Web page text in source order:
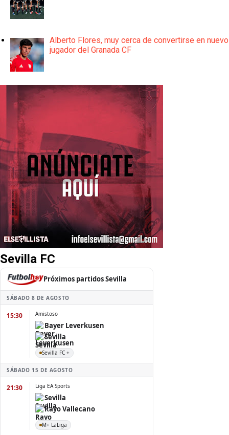
Alberto Flores, muy cerca de convertirse en nuevo
jugador del Granada CF
Sevilla FC